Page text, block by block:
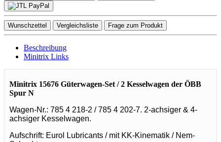
Wunschzettel Vergleichsliste Frage zum Produkt
Beschreibung
Minitrix Links
Minitrix 15676 Güterwagen-Set / 2 Kesselwagen der ÖBB
Spur N
Wagen-Nr.: 785 4 218-2 / 785 4 202-7. 2-achsiger & 4-
achsiger Kesselwagen.
Aufschrift: Eurol Lubricants / mit KK-Kinematik / Nem-